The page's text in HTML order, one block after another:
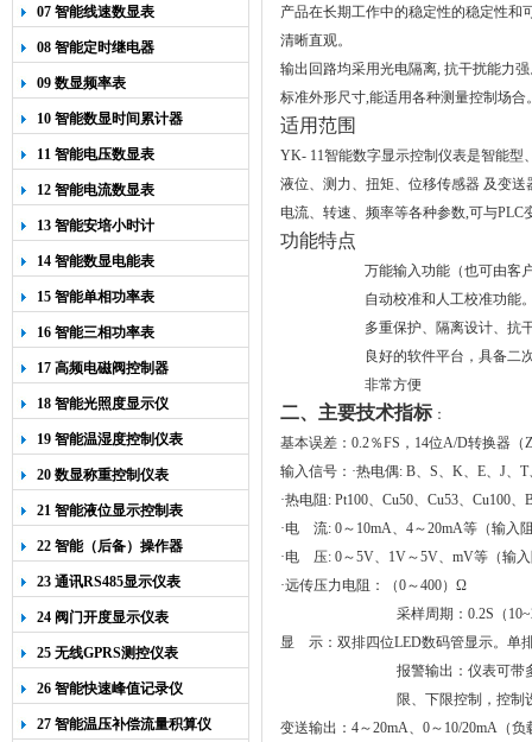
07 智能线速数显表
08 智能定时继电器
09 数显频率表
10 智能数显时间累计器
11 智能电压数显表
12 智能电流数显表
13 智能安培小时计
14 智能数显电能表
15 智能单相功率表
16 智能三相功率表
17 高频电磁阀控制器
18 智能光照度显示仪
19 智能温湿度控制仪表
20 数显称重控制仪表
21 智能液位显示控制表
22 智能（后备）操作器
23 通讯RS485显示仪表
24 阀门开度显示仪表
25 无线GPRS测控仪表
26 智能快速峰值记录仪
27 智能温压补偿流量积算仪
产品在长期工作中的稳定性的稳定性和
清晰直观。
输出回路均采用光电隔离, 抗干扰能力
标准外形尺寸,能适用各种测量控制场
适用范围
YK- 11智能数字显示控制仪表是智能型
液位、测力、扭矩、位移传感器 及变
电流、转速、频率等各种参数,可与
功能特点
万能输入功能（也可由客
自动校准和人工校准功能
多重保护、隔离设计、抗
良好的软件平台，具备二
非常方便
二、主要技术指标：
基本误差： 0.2％FS ， 14位A/D转换器（
输入信号：·热电偶: B、 S、 K、 E、 J、 T
·热电阻 : Pt100、 Cu50、 Cu53、 Cu100、
·电 流: 0～ 10mA、 4～20mA等（输入
·电 压: 0～5V、 1V～5V、 mV等（输
·远传压力电阻：（0～400）Ω
采样周期： 0.2S （
显
示： 双排四位LED数码管显示。单
报警输出： 仪表可带
限、下限控制，控制
变送输出： 4～20mA、 0～ 10/20mA （